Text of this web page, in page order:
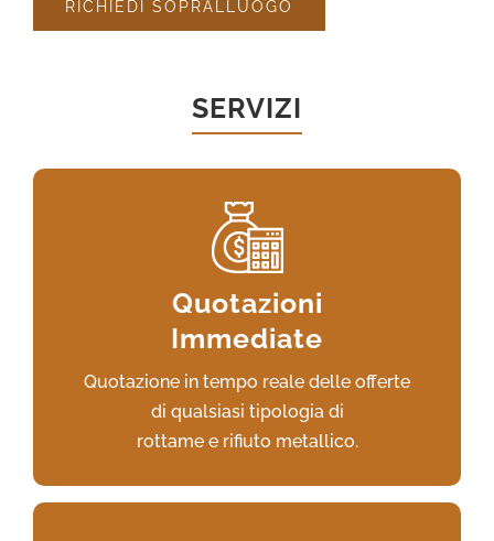
RICHIEDI SOPRALLUOGO
SERVIZI
Quotazioni
Immediate
Quotazione in tempo reale delle offerte
di qualsiasi tipologia di
rottame e rifiuto metallico.
Accedi al servizio e invia la tua offerta,
riceverai il nostro preventivo o sarai
contattato
per ulteriori chiarimenti o per un sopralluogo.
VAI AL SERVIZIO